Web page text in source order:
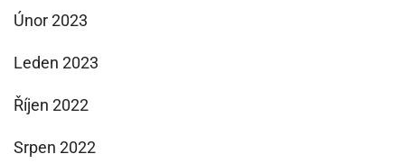
Únor 2023
Leden 2023
Říjen 2022
Srpen 2022